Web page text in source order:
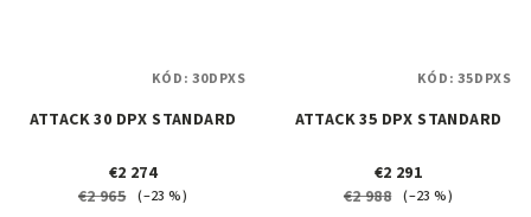
ATTACK 30 DPX STANDARD
€2 274
€2 965 (–23 %)
KÓD:30DPXS
ATTACK 35 DPX STANDARD
€2 291
€2 988 (–23 %)
KÓD:35DPXS